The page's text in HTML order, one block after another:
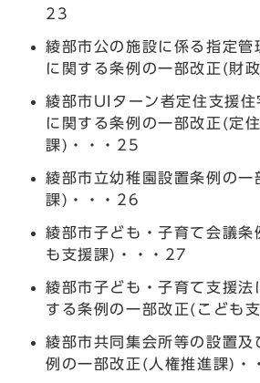
23
綾部市公の施設に係る指定管
に関する条例の一部改正(財
綾部市UIターン者定住支援住
に関する条例の一部改正(定
課)・・・25
綾部市立幼稚園設置条例の一
課)・・・26
綾部市子ども・子育て会議
も支援課)・・・27
綾部市子ども・子育て支援法
する条例の一部改正(こども
綾部市共同集会所等の設置及
例の一部改正(人権推進課)・